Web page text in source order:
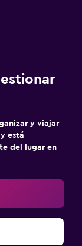
y viajar
está
del lugar en